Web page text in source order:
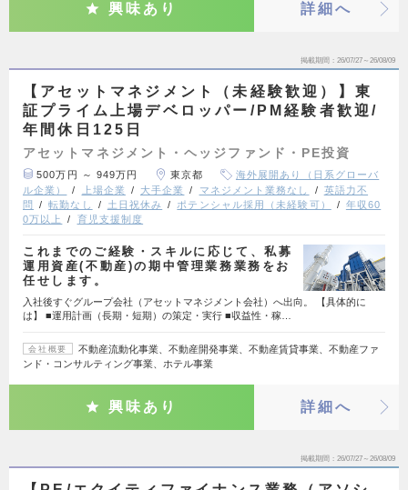
興味あり 詳細へ
掲載期間 26/07/27～26/08/09
【アセットマネジメント（未経験歓迎）】東
証プライム上場デベロッパー/PM経験者歓迎/
年間休日125日
アセットマネジメント・ヘッジファンド・PE投資
500万円 ～ 949万円 東京都
海外展開あり（日系グローバ
ル企業）
上場企業 大手企業 マネジメント業務なし
英語力不
問
転勤なし 土日祝休み ポテンシャル採用（未経験可）
年収60
0万以上
育児支援制度
これまでのご経験・スキルに応じて、私募
運用資産(不動産)の期中管理業務業務をお
任せします。
入社後すぐグループ会社（アセットマネジメント会社）へ出向。 【具体的に
は】 ■運用計画（長期・短期）の策定・実行 ■収益性・稼…
会社概要
不動産流動化事業、不動産開発事業、不動産賃貸事業、不動産ファ
ンド・コンサルティング事業、ホテル事業
興味あり 詳細へ
掲載期間 26/07/27～26/08/09